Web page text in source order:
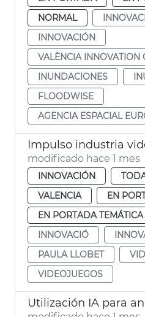
NORMAL
INNOVACIÓN
VALÈNCIA INNOVATION
INUNDACIONES
FLOODWISE
AGENCIA ESPACIAL
Impulso industria
modificado hace 1 mes
INNOVACIÓN
VALENCIA
EN
EN PORTADA TEMÁTICA
INNOVACIÓ
PAULA LLOBET
VIDEOJUEGOS